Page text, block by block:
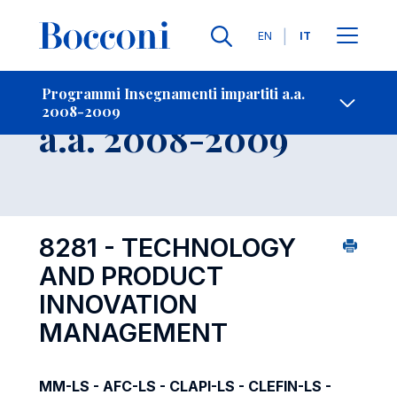
Lingue
EN IT
Programmi Insegnamenti impartiti a.a.
2008-2009
-
Insegnamento
a.a. 2008-2009
8281 - TECHNOLOGY
AND PRODUCT
INNOVATION
MANAGEMENT
MM-LS - AFC-LS - CLAPI-LS - CLEFIN-LS -